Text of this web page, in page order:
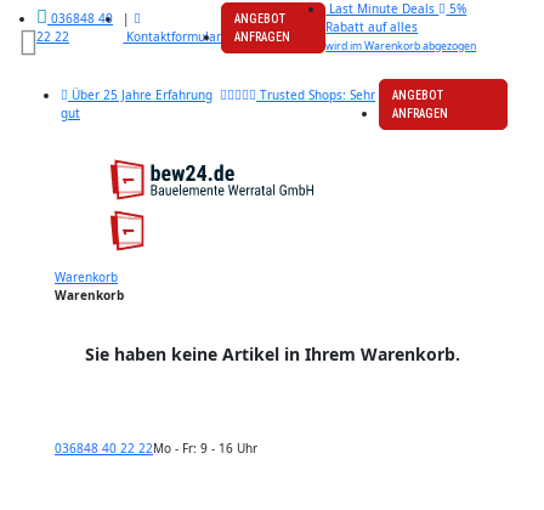
036848 40
22 22
|
Kontaktformular
ANGEBOT
ANFRAGEN
Last Minute Deals
5%
Rabatt auf alles
wird im Warenkorb abgezogen
Über 25 Jahre Erfahrung
Trusted Shops: Sehr
gut
ANGEBOT
ANFRAGEN
Warenkorb
Warenkorb
Sie haben keine Artikel in Ihrem Warenkorb.
036848 40 22 22Mo - Fr: 9 - 16 Uhr